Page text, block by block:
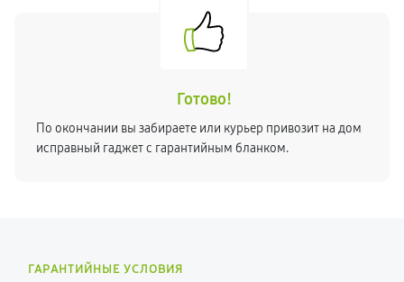
Готово!
По окончании вы забираете или курьер привозит на дом
исправный гаджет с гарантийным бланком.
ГАРАНТИЙНЫЕ УСЛОВИЯ